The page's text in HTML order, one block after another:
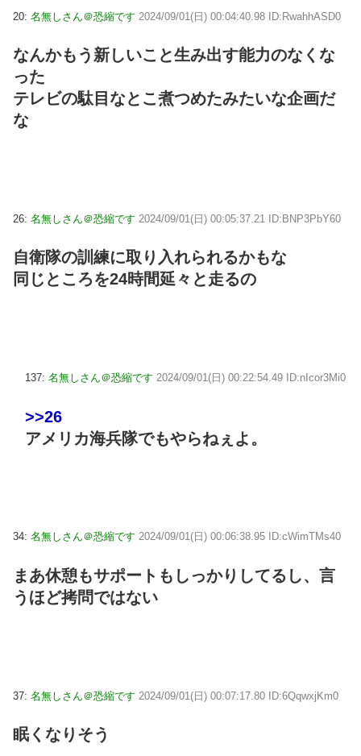
20: 名無しさん＠恐縮です 2024/09/01(日) 00:04:40.98 ID:RwahhASD0
なんかもう新しいこと生み出す能力のなくな
った
テレビの駄目なとこ煮つめたみたいな企画だ
な
26: 名無しさん＠恐縮です 2024/09/01(日) 00:05:37.21 ID:BNP3PbY60
自衛隊の訓練に取り入れられるかもな
同じところを24時間延々と走るの
137: 名無しさん＠恐縮です 2024/09/01(日) 00:22:54.49 ID:nIcor3Mi0
>>26
アメリカ海兵隊でもやらねぇよ。
34: 名無しさん＠恐縮です 2024/09/01(日) 00:06:38.95 ID:cWimTMs40
まあ休憩もサポートもしっかりしてるし、言
うほど拷問ではない
37: 名無しさん＠恐縮です 2024/09/01(日) 00:07:17.80 ID:6QqwxjKm0
眠くなりそう